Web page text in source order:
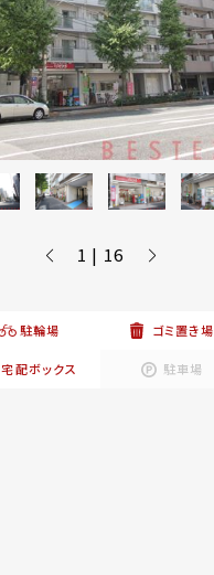
1 | 16
駐輪場 ゴミ置き場
宅配ボックス 駐車場